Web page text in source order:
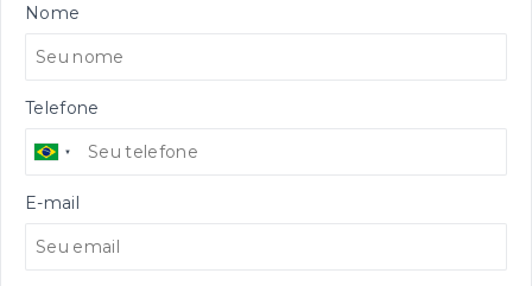
Nome
Telefone
E-mail